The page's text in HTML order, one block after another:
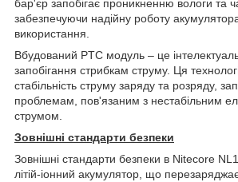
бар'єр запобігає проникненню вологи та
забезпечуючи надійну роботу
використання.
Вбудований PTC модуль – це
запобігання стрибкам струму. Ця
стабільність струму заряду та розряду,
проблемам, пов'язаним з нестабільним
струмом.
Зовнішні стандарти безпеки
Зовнішні стандарти безпеки в Nitecore
літій-іонний акумулятор, що